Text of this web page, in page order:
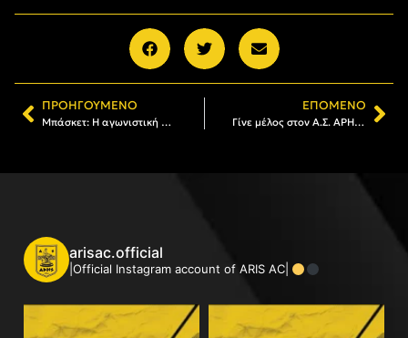
ΠΡΟΗΓΟΎΜΕΝΟ
Μπάσκετ: Η αγωνιστική δραστηριότητα του Α.Σ. ΑΡΗΣ
ΕΠΌΜΕΝΟ
Γίνε μέλος στον Α.Σ. ΑΡΗΣ: Το πρόγραμμα εγγραφών και ανανεώσεων (18/04-21/04)
arisac.official
|Official Instagram account of ARIS AC|